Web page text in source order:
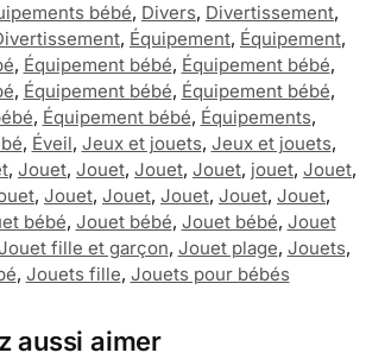
bébé, Divers, Divertissement,
, Équipement, Équipement,
, Équipement bébé, Équipement bébé,
, Équipement bébé, Équipement bébé,
, Équipement bébé, Équipements,
, Éveil, Jeux et jouets, Jeux et jouets,
, Jouet, Jouet, Jouet, Jouet, jouet, Jouet,
, Jouet, Jouet, Jouet, Jouet, Jouet,
bébé, Jouet bébé, Jouet bébé, Jouet
fille et garçon, Jouet plage, Jouets,
, Jouets fille, Jouets pour bébés
aussi aimer